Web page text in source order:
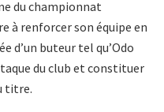
du championnat
à renforcer son équipe en
d’un buteur tel qu’Odo
du club et constituer
titre.